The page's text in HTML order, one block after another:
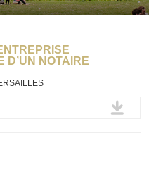
D’UN NOTAIRE